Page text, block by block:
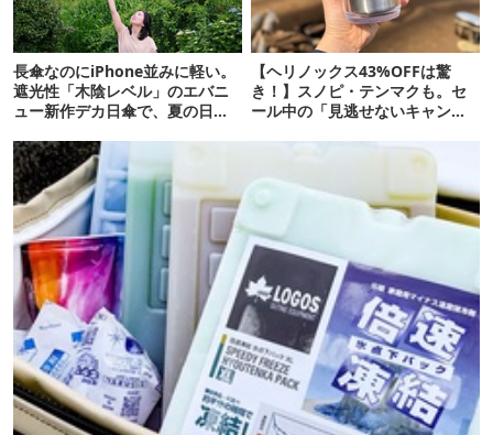
長傘なのにiPhone並みに軽い。
遮光性「木陰レベル」のエバニ
ュー新作デカ日傘で、夏の日焼
【ヘリノックス43%OFFは驚
き！】スノピ・テンマクも。セ
ール中の「見逃せないキャンプ